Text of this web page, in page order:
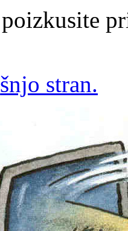
stran.